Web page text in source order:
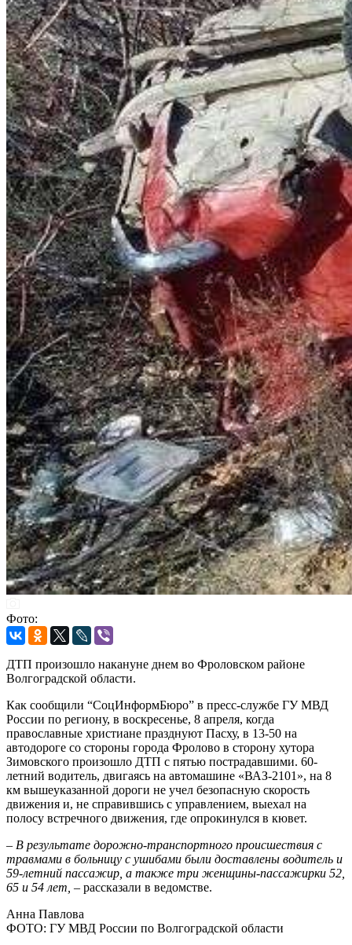
Фото:
ДТП произошло накануне днем во Фроловском районе
Волгоградской области.
Как сообщили “СоцИнформБюро” в пресс-службе ГУ МВД
России по региону, в воскресенье, 8 апреля, когда
православные христиане празднуют Пасху, в 13-50 на
автодороге со стороны города Фролово в сторону хутора
Зимовского произошло ДТП с пятью пострадавшими. 60-
летний водитель, двигаясь на автомашине «ВАЗ-2101», на 8
км вышеуказанной дороги не учел безопасную скорость
движения и, не справившись с управлением, выехал на
полосу встречного движения, где опрокинулся в кювет.
– В результате дорожно-транспортного происшествия с
травмами в больницу с ушибами были доставлены водитель и
59-летний пассажир, а также три женщины-пассажирки 52,
65 и 54 лет, – рассказали в ведомстве.
Анна Павлова
ФОТО: ГУ МВД России по Волгоградской области